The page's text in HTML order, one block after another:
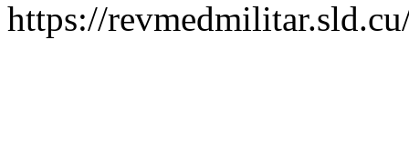
https://